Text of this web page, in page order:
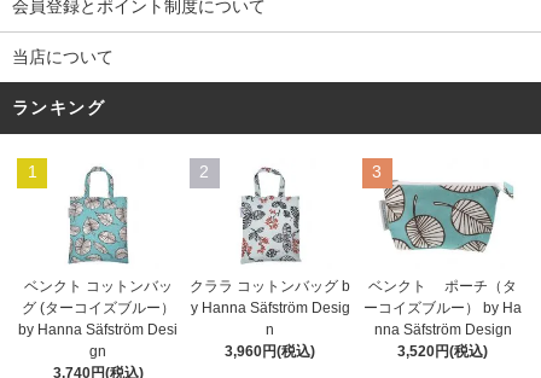
会員登録とポイント制度について
当店について
ランキング
1
ベンクト コットンバッ
グ (ターコイズブルー）
by Hanna Säfström Desi
gn
3,740円(税込)
2
クララ コットンバッグ b
y Hanna Säfström Desig
n
3,960円(税込)
3
ベンクト ポーチ（タ
ーコイズブルー） by Ha
nna Säfström Design
3,520円(税込)